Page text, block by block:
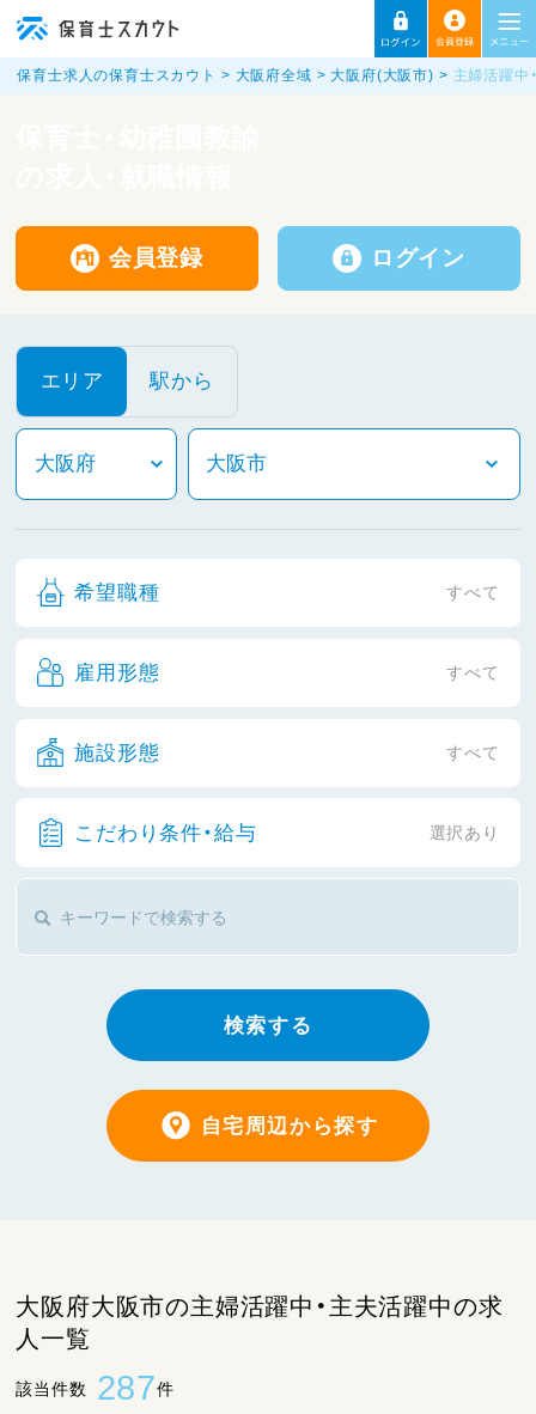
保育士求人の保育士スカウト 大阪府全域 大阪府(大阪市) 主婦活躍中
会員登録 ログイン
エリア 駅から
希望職種 すべて
雇用形態 すべて
施設形態 すべて
こだわり条件・給与 選択あり
検索する
自宅周辺から探す
大阪府大阪市の主婦活躍中・主夫活躍中の求
人一覧
該当件数 287件